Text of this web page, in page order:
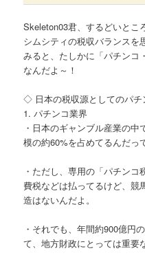
Skeleton03君、するどいとこ
シムシティの税収バランスを
みると、たしかに「パチンコ
なんだよ～！
◇ 日本の税収源としてのパチ
1. パチンコ業界
・日本のギャンブル産業の
模の約60%を占めてるんだっ
・ただし、専用の「パチン
費税などは払ってるけど、競
造はないんだよ。
・それでも、年間約900億円
て、地方財政にとっては重要